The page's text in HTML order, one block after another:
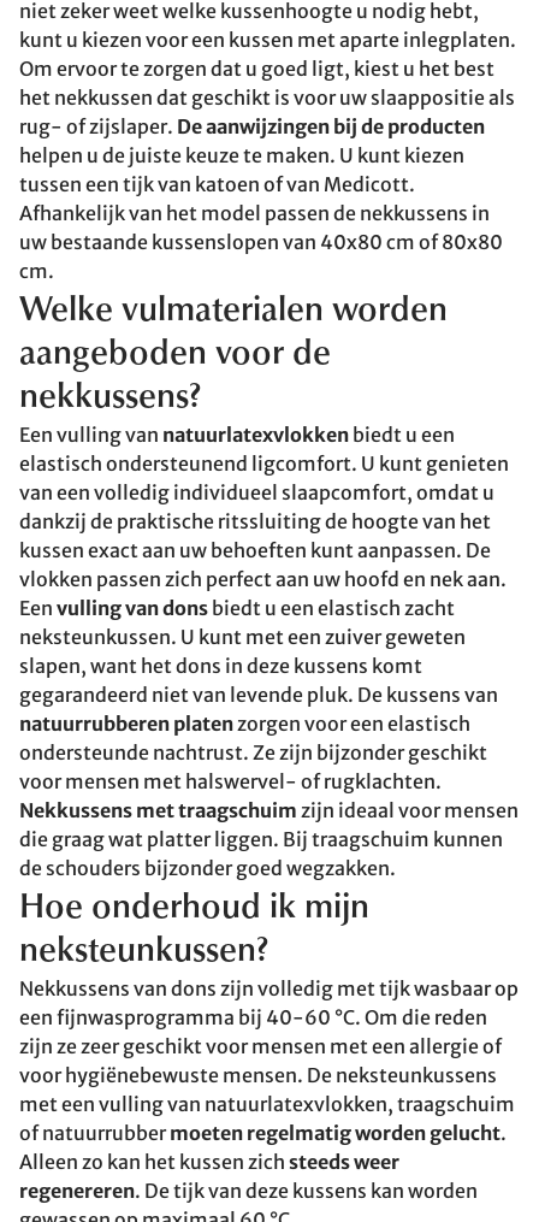
niet zeker weet welke kussenhoogte u nodig hebt,
kunt u kiezen voor een kussen met aparte inlegplaten.
Om ervoor te zorgen dat u goed ligt, kiest u het best
het nekkussen dat geschikt is voor uw slaappositie als
rug- of zijslaper. De aanwijzingen bij de producten
helpen u de juiste keuze te maken. U kunt kiezen
tussen een tijk van katoen of van Medicott.
Afhankelijk van het model passen de nekkussens in
uw bestaande kussenslopen van 40x80 cm of 80x80
cm.
Welke vulmaterialen worden
aangeboden voor de
nekkussens?
Een vulling van natuurlatexvlokken biedt u een
elastisch ondersteunend ligcomfort. U kunt genieten
van een volledig individueel slaapcomfort, omdat u
dankzij de praktische ritssluiting de hoogte van het
kussen exact aan uw behoeften kunt aanpassen. De
vlokken passen zich perfect aan uw hoofd en nek aan.
Een vulling van dons biedt u een elastisch zacht
neksteunkussen. U kunt met een zuiver geweten
slapen, want het dons in deze kussens komt
gegarandeerd niet van levende pluk. De kussens van
natuurrubberen platenzorgen voor een elastisch
ondersteunde nachtrust. Ze zijn bijzonder geschikt
voor mensen met halswervel- of rugklachten.
Nekkussens met traagschuim zijn ideaal voor mensen
die graag wat platter liggen. Bij traagschuim kunnen
de schouders bijzonder goed wegzakken.
Hoe onderhoud ik mijn
neksteunkussen?
Nekkussens van dons zijn volledig met tijk wasbaar op
een fijnwasprogramma bij 40-60 °C. Om die reden
zijn ze zeer geschikt voor mensen met een allergie of
voor hygiënebewuste mensen. De neksteunkussens
met een vulling van natuurlatexvlokken, traagschuim
of natuurrubbermoeten regelmatig worden gelucht.
Alleen zo kan het kussen zich steeds weer
regenereren. De tijk van deze kussens kan worden